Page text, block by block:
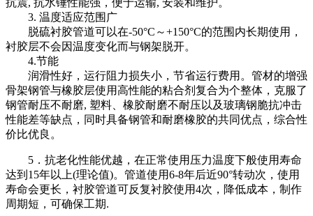
抗震, 抗水锤性能强，便于运输, 安装和维护。
3. 温度适应范围广
脱硫衬胶管道可以在-50°C～+150°C的范围内长期使用，
衬胶层不会因温度变化而与钢架脱开。
4.节能
润滑性好，运行阻力损失小，节省运行费用。管材的增强
骨架钢管与橡胶层使用高性能的粘合剂复合为个整体，克服了
钢管耐压不耐磨, 塑料、橡胶耐磨不耐压以及玻璃钢脆抗冲击
性能差等缺点，同时具备钢管和耐磨橡胶的共同优点，综合性
价比优良。
5．抗老化性能优越，在正常使用压力温度下般使用寿命
达到15年以上(理论值)。管道使用6-8年后近90°转动次，使用
寿命会更长，衬胶管道可反复衬胶使用4次，降低成本，制作
周期短，可确保工期.